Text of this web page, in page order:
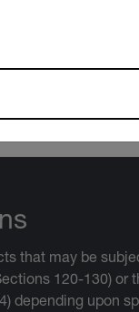
that may be
120-130) or
depending upon